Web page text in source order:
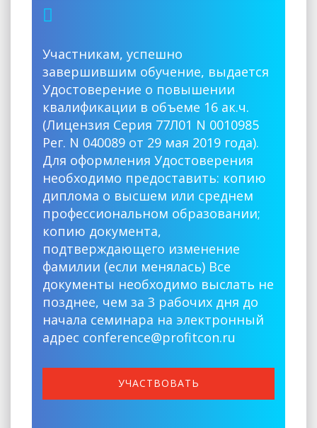
Участникам, успешно
завершившим обучение, выдается
Удостоверение о повышении
квалификации в объеме 16 ак.ч.
(Лицензия Серия 77Л01 N 0010985
Рег. N 040089 от 29 мая 2019 года).
Для оформления Удостоверения
необходимо предоставить: копию
диплома о высшем или среднем
профессиональном образовании;
копию документа,
подтверждающего изменение
фамилии (если менялась) Все
документы необходимо выслать не
позднее, чем за 3 рабочих дня до
начала семинара на электронный
адрес conference@profitcon.ru
УЧАСТВОВАТЬ